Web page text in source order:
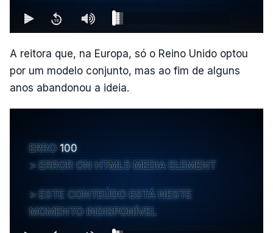
A reitora que, na Europa, só o Reino Unido optou
por um modelo conjunto, mas ao fim de alguns
anos abandonou a ideia.
ERRO 100
ERROR ON HTML5 MEDIA ELEMENT
ESTE CONTEÚDO ESTÁ NESTE
MOMENTO INDISPONÍVEL